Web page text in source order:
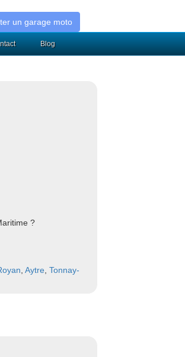
un garage moto
Blog
?
Aytre Tonnay-